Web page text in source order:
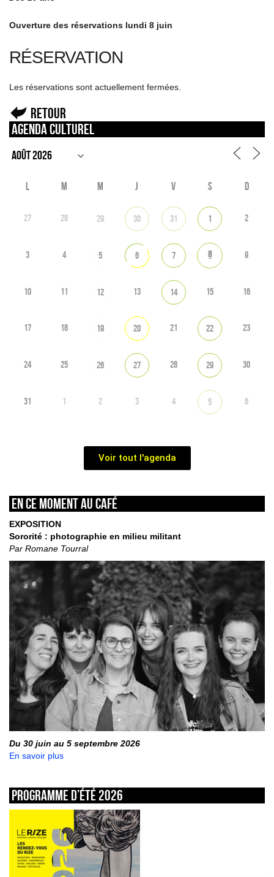
Ouverture des réservations lundi 8 juin
RÉSERVATION
Les réservations sont actuellement fermées.
Retour
Agenda culturel
L M M J V S D
27 28 29 30 31 1 2
3 4 5 6 7 8 9
10 11 12 13 14 15 16
17 18 19 20 21 22 23
24 25 26 27 28 29 30
31 1 2 3 4 5 6
Voir tout l'agenda
En ce moment au café
EXPOSITION
Sororité : photographie en milieu militant
Par Romane Tourral
Du 30 juin au 5 septembre 2026
En savoir plus
Programme d’été 2026